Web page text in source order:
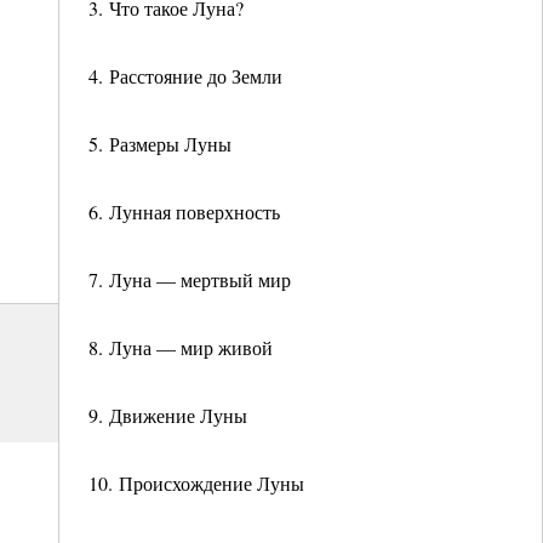
3. Что такое Луна?
4. Расстояние до Земли
5. Размеры Луны
6. Лунная поверхность
7. Луна — мертвый мир
8. Луна — мир живой
9. Движение Луны
10. Происхождение Луны